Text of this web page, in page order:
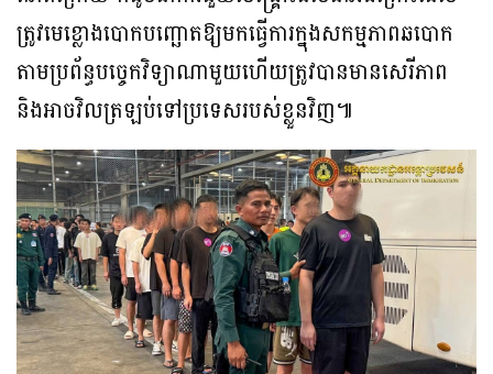
ត្រូវមេខ្លោងបោកបញ្ឆោតឱ្យមកធ្វើការក្នុងសកម្មភាពឆបោក
តាមប្រព័ន្ធបច្ចេកវិទ្យាណាមួយហើយត្រូវបានមានសេរីភាព
និងអាចវិលត្រឡប់ទៅប្រទេសរបស់ខ្លួនវិញ៕